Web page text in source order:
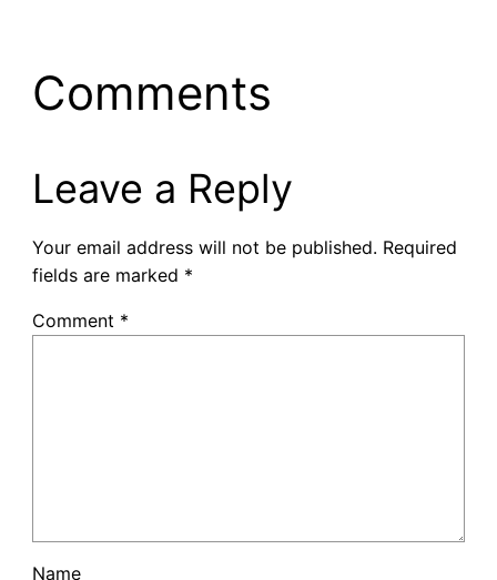
Comments
Leave a Reply
Your email address will not be published. Required
fields are marked *
Comment *
Name